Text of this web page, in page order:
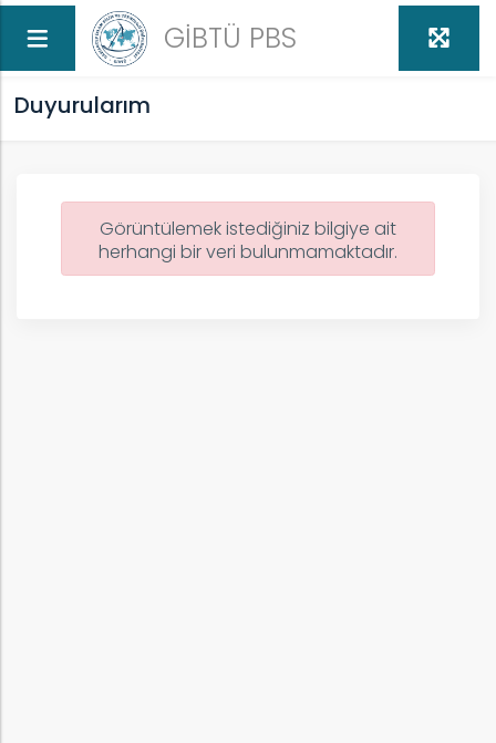
GİBTÜ PBS
Duyurularım
Görüntülemek istediğiniz bilgiye ait
herhangi bir veri bulunmamaktadır.